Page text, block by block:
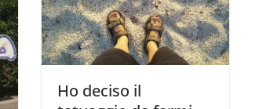
Ho deciso il